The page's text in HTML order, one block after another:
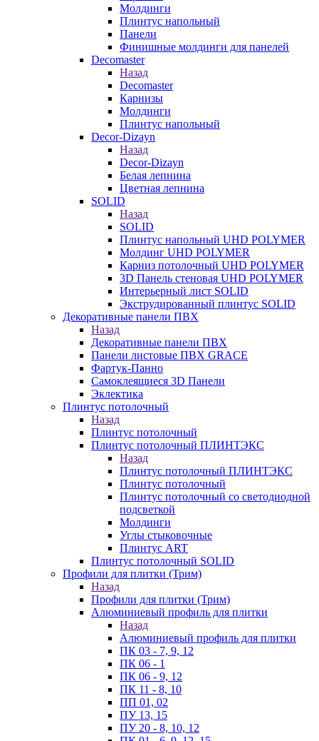
Молдинги
Плинтус напольный
Панели
Финишные молдинги для панелей
Decomaster
Назад
Decomaster
Карнизы
Молдинги
Плинтус напольный
Decor-Dizayn
Назад
Decor-Dizayn
Белая лепнина
Цветная лепнина
SOLID
Назад
SOLID
Плинтус напольный UHD POLYMER
Молдинг UHD POLYMER
Карниз потолочный UHD POLYMER
3D Панель стеновая UHD POLYMER
Интерьерный лист SOLID
Экструдированный плинтус SOLID
Декоративные панели ПВХ
Назад
Декоративные панели ПВХ
Панели листовые ПВХ GRACE
Фартук-Панно
Самоклеящиеся 3D Панели
Эклектика
Плинтус потолочный
Назад
Плинтус потолочный
Плинтус потолочный ПЛИНТЭКС
Назад
Плинтус потолочный ПЛИНТЭКС
Плинтус потолочный
Плинтус потолочный со светодиодной
подсветкой
Молдинги
Углы стыковочные
Плинтус ART
Плинтус потолочный SOLID
Профили для плитки (Трим)
Назад
Профили для плитки (Трим)
Алюминиевый профиль для плитки
Назад
Алюминиевый профиль для плитки
ПК 03 - 7, 9, 12
ПК 06 - 1
ПК 06 - 9, 12
ПК 11 - 8, 10
ПП 01, 02
ПУ 13, 15
ПУ 20 - 8, 10, 12